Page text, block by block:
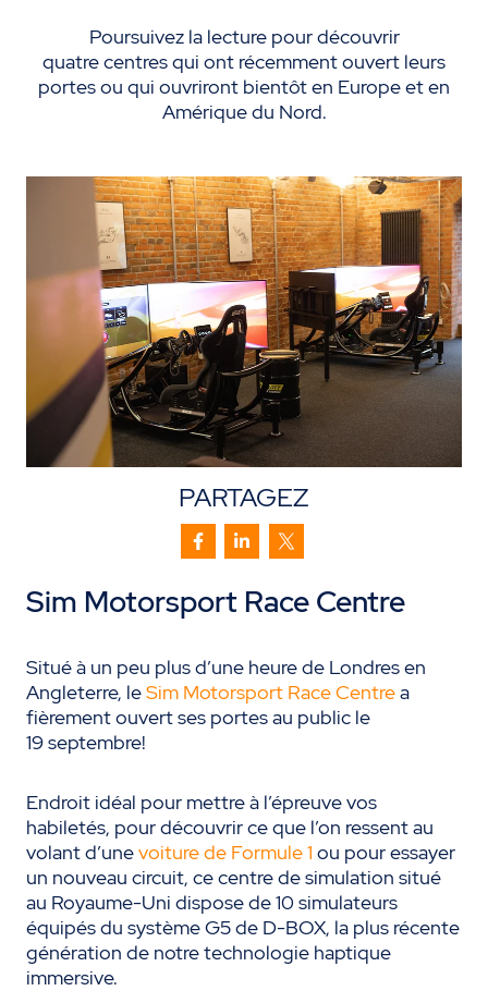
Poursuivez la lecture pour découvrir
quatre centres qui ont récemment ouvert leurs
portes ou qui ouvriront bientôt en Europe et en
Amérique du Nord.
PARTAGEZ
Sim Motorsport Race Centre
Situé à un peu plus d’une heure de Londres en
Angleterre, leSim Motorsport Race Centrea
fièrement ouvert ses portes au public le
19 septembre!
Endroit idéal pour mettre à l’épreuve vos
habiletés, pour découvrir ce que l’on ressent au
volant d’unevoiture de Formule 1 ou pour essayer
un nouveau circuit, ce centre de simulation situé
au Royaume-Uni dispose de 10 simulateurs
équipés du système G5 de D-BOX, la plus récente
génération de notre technologie haptique
immersive.